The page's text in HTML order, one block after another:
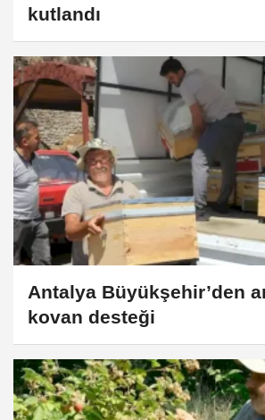
kutlandı
Antalya Büyükşehir’den
kovan desteği